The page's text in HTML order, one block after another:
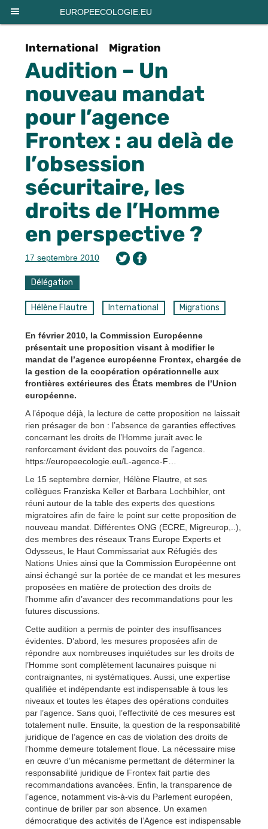
EUROPEECOLOGIE.EU
International Migration
Audition – Un
nouveau mandat
pour l’agence
Frontex : au delà de
l’obsession
sécuritaire, les
droits de l’Homme
en perspective ?
17 septembre 2010
Délégation
Hélène Flautre International Migrations
En février 2010, la Commission Européenne
présentait une proposition visant à modifier le
mandat de l’agence européenne Frontex, chargée de
la gestion de la coopération opérationnelle aux
frontières extérieures des États membres de l’Union
européenne.
A l’époque déjà, la lecture de cette proposition ne laissait
rien présager de bon : l’absence de garanties effectives
concernant les droits de l’Homme jurait avec le
renforcement évident des pouvoirs de l’agence.
https://europeecologie.eu/L-agence-F…
Le 15 septembre dernier, Hélène Flautre, et ses
collègues Franziska Keller et Barbara Lochbihler, ont
réuni autour de la table des experts des questions
migratoires afin de faire le point sur cette proposition de
nouveau mandat. Différentes ONG (ECRE, Migreurop,..),
des membres des réseaux Trans Europe Experts et
Odysseus, le Haut Commissariat aux Réfugiés des
Nations Unies ainsi que la Commission Européenne ont
ainsi échangé sur la portée de ce mandat et les mesures
proposées en matière de protection des droits de
l’homme afin d’avancer des recommandations pour les
futures discussions.
Cette audition a permis de pointer des insuffisances
évidentes. D’abord, les mesures proposées afin de
répondre aux nombreuses inquiétudes sur les droits de
l’Homme sont complètement lacunaires puisque ni
contraignantes, ni systématiques. Aussi, une expertise
qualifiée et indépendante est indispensable à tous les
niveaux et toutes les étapes des opérations conduites
par l’agence. Sans quoi, l’effectivité de ces mesures est
totalement nulle. Ensuite, la question de la responsabilité
juridique de l’agence en cas de violation des droits de
l’homme demeure totalement floue. La nécessaire mise
en œuvre d’un mécanisme permettant de déterminer la
responsabilité juridique de Frontex fait partie des
recommandations avancées. Enfin, la transparence de
l’agence, notamment vis-à-vis du Parlement européen,
continue de briller par son absence. Un examen
démocratique des activités de l’Agence est indispensable